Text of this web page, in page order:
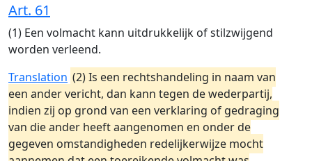
Art. 61
(1) Een volmacht kann uitdrukkelijk of stilzwijgend
worden verleend.
Translation (2) Is een rechtshandeling in naam van
een ander vericht, dan kann tegen de wederpartij,
indien zij op grond van een verklaring of gedraging
van die ander heeft aangenomen en onder de
gegeven omstandigheden redelijkerwijze mocht